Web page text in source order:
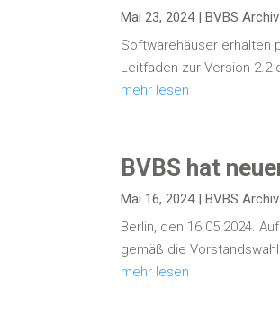
Mai 23, 2024|BVBS Archiv
Soft­ware­häu­ser erhal­ten
Leit­fa­den zur Ver­si­on 2.2
mehr lesen
BVBS hat
Mai 16, 2024|BVBS Archiv
Ber­lin, den 16.05.2024.
ge­mäß die
mehr lesen